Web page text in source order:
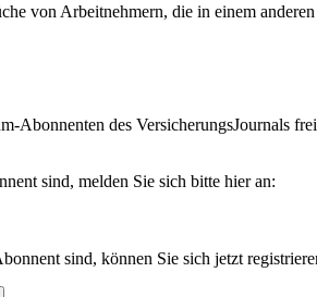
von Arbeitnehmern, die in einem
Abonnenten des VersicherungsJournals
sind, melden Sie sich bitte hier an:
sind, können Sie sich jetzt